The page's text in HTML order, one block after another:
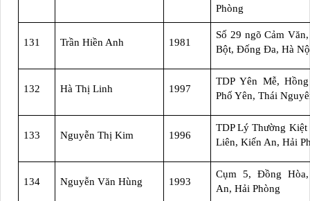
Phòng
131 Trần Hiền Anh 1981
Số 29 ngõ Cảm
Bột, Đống Đa, Hà
132 Hà Thị Linh 1997
TDP Yên Mễ,
Phố Yên, Thái
133 Nguyễn Thị Kim 1996
TDP Lý Thường Kiệt
Liên, Kiến An, Hải
134 Nguyễn Văn Hùng 1993
Cụm 5, Đồng
An, Hải Phòng